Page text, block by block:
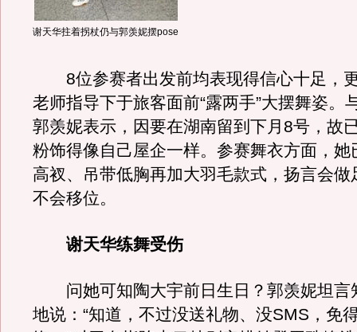
谢天华拄着拐杖仍与郭羡妮摆pose
8位参赛者出发前均表现得信心十足，
老师指导下于旅客面前“露两手”大摆舞姿。
郭羡妮表示，因要在湖南留到下月8号，故
粉饰得像自己屋企一样。参赛舞衣方面，她
高衩、吊带低胸再加大羽毛款式，扬言会做
不会移位。
谢天华练舞受伤
问她可知陶大宇前日生日？郭羡妮坦言
地说：“知道，不过没送礼物、没SMS，免